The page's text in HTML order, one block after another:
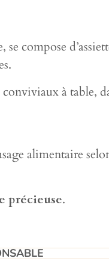
compose
à table,
alimentaire
précieuse.